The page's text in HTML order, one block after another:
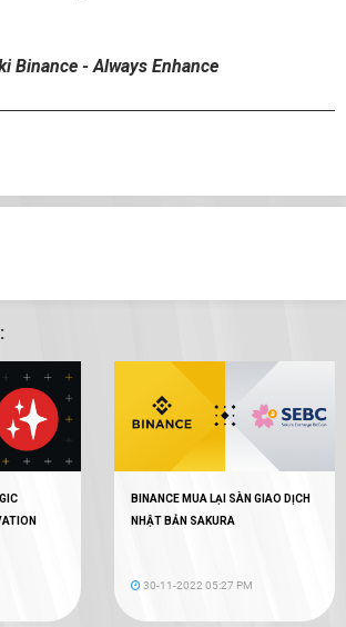
Binance - Always Enhance
BINANCE MUA LẠI SÀN GIAO DỊCH
NHẬT BẢN SAKURA
30-11-2022 05:27 PM